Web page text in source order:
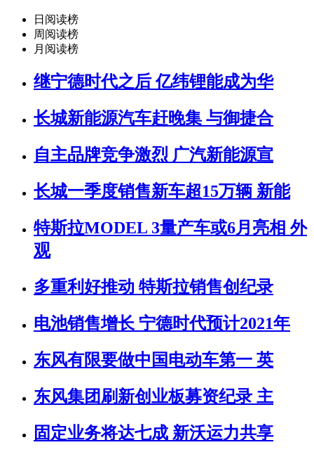
日阅读榜
周阅读榜
月阅读榜
继宁德时代之后 亿纬锂能成为华
长城新能源汽车赶晚集 与御捷合
自主品牌竞争激烈 广汽新能源宣
长城一季度销售新车超15万辆 新能
特斯拉MODEL 3量产车或6月亮相 外
观
多重利好推动 特斯拉销售创纪录
电池销售增长 宁德时代预计2021年
东风有限要做中国电动车第一 英
东风集团刷新创业板募资纪录 主
固定业务将达七成 新沃运力共享